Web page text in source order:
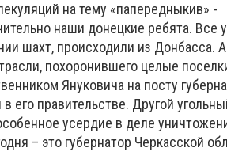
на тему «папередныкив» -
наши донецкие ребята. Все
шахт, происходили из Донбасса.
похоронившего целые
Януковича на посту
его правительстве. Другой
усердие в деле
– это губернатор Черкасской